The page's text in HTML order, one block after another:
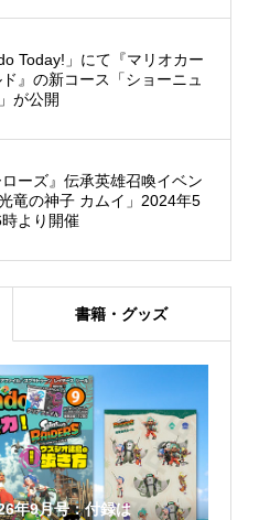
Today!」にて『マリオカー
ド』の新コース「ショーニュ
が公開
ローズ』伝承英雄召喚イベン
竜の神子 カムイ」2024年5
より開催
書籍・グッズ
年9月号：付録は